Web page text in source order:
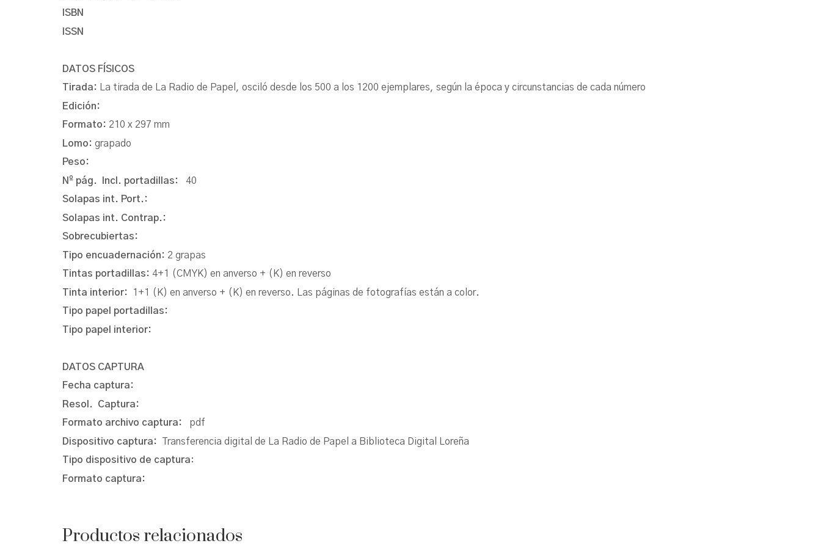
ISBN
ISSN
DATOS FÍSICOS
Tirada:
La tirada de La Radio de Papel, osciló desde los 500 a los 1200 ejemplares, según la época y circunstancias de cada número
Edición:
Formato: 210 x 297 mm
Lomo: grapado
Peso:
Nº pág. Incl. portadillas: 40
Solapas int. Port.:
Solapas int. Contrap.:
Sobrecubiertas:
Tipo encuadernación: 2 grapas
Tintas portadillas: 4+1 (CMYK) en anverso + (K) en reverso
Tinta interior:
1+1 (K) en anverso + (K) en reverso. Las páginas de fotografías están a color.
Tipo papel portadillas:
Tipo papel interior:
DATOS CAPTURA
Fecha captura:
Resol. Captura:
Formato archivo captura: pdf
Dispositivo captura: Transferencia digital de La Radio de Papel a Biblioteca Digital Loreña
Tipo dispositivo de captura:
Formato captura:
Productos relacionados